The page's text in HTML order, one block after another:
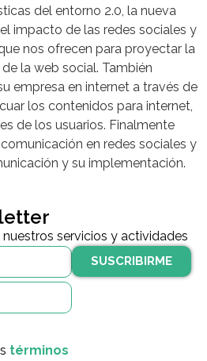
del entorno 2.0, la nueva
impacto de las redes sociales y
nos ofrecen para proyectar la
la web social. También
empresa en internet a través de
los contenidos para internet,
de los usuarios. Finalmente
en redes sociales y
y su implementación.
servicios y actividades
términos
SUSCRIBIRME